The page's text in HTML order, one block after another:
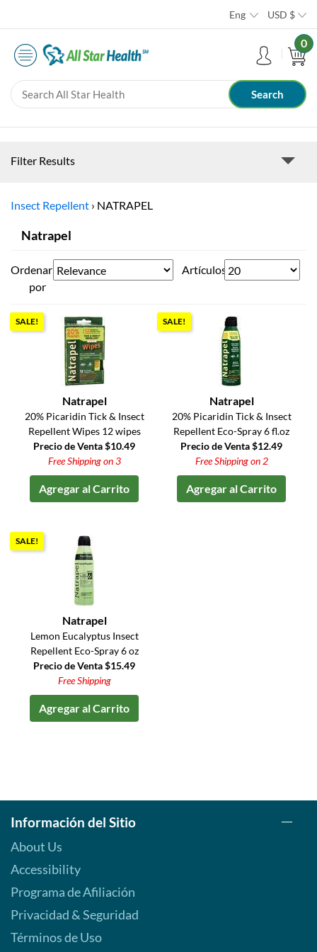
Eng USD $
0
Filter Results
Insect Repellent › NATRAPEL
Natrapel
Ordenar
por
Artículos
SALE!
Natrapel
20% Picaridin Tick & Insect
Repellent Wipes 12 wipes
Precio de Venta $10.49
Free Shipping on 3
Agregar al Carrito
SALE!
Natrapel
20% Picaridin Tick & Insect
Repellent Eco-Spray 6 fl.oz
Precio de Venta $12.49
Free Shipping on 2
Agregar al Carrito
SALE!
Natrapel
Lemon Eucalyptus Insect
Repellent Eco-Spray 6 oz
Precio de Venta $15.49
Free Shipping
Agregar al Carrito
Información del Sitio
About Us
Accessibility
Programa de Afiliación
Privacidad & Seguridad
Términos de Uso